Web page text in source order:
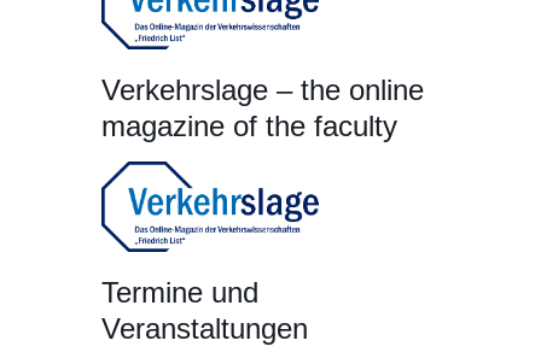
Verkehrslage – the online
magazine of the faculty
Termine und
Veranstaltungen